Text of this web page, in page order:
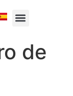
de